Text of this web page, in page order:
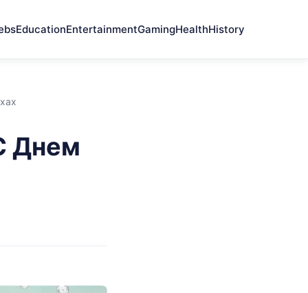
EducationEntertainmentGamingHealthHistory
Днем